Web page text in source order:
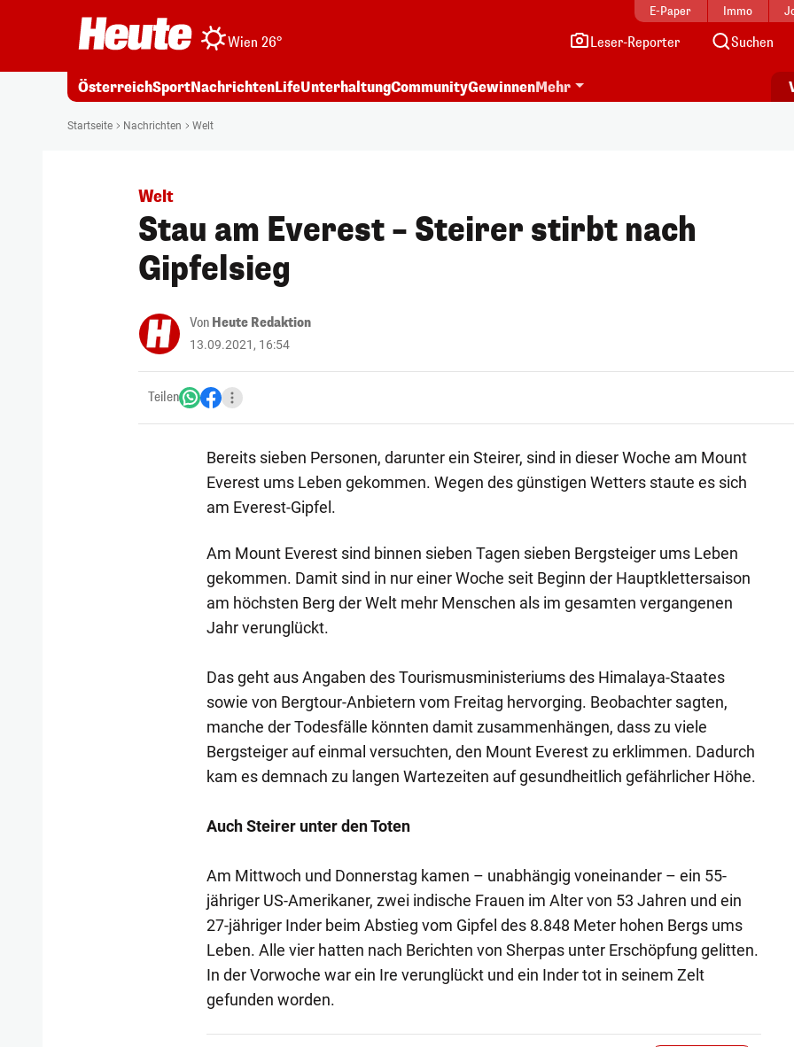
E-Paper Immo
Wien 26° Leser-Reporter Suchen
ÖsterreichSportNachrichtenLifeUnterhaltungCommunityGewinnenMehr
Startseite Nachrichten Welt
Welt
Stau am Everest – Steirer stirbt nach
Gipfelsieg
Von Heute Redaktion
13.09.2021, 16:54
Teilen
Bereits sieben Personen, darunter ein Steirer, sind in dieser Woche am Mount
Everest ums Leben gekommen. Wegen des günstigen Wetters staute es sich
am Everest-Gipfel.
Am Mount Everest sind binnen sieben Tagen sieben Bergsteiger ums Leben
gekommen. Damit sind in nur einer Woche seit Beginn der Hauptklettersaison
am höchsten Berg der Welt mehr Menschen als im gesamten vergangenen
Jahr verunglückt.
Das geht aus Angaben des Tourismusministeriums des Himalaya-Staates
sowie von Bergtour-Anbietern vom Freitag hervorging. Beobachter sagten,
manche der Todesfälle könnten damit zusammenhängen, dass zu viele
Bergsteiger auf einmal versuchten, den Mount Everest zu erklimmen. Dadurch
kam es demnach zu langen Wartezeiten auf gesundheitlich gefährlicher Höhe.
Auch Steirer unter den Toten
Am Mittwoch und Donnerstag kamen – unabhängig voneinander – ein 55-
jähriger US-Amerikaner, zwei indische Frauen im Alter von 53 Jahren und ein
27-jähriger Inder beim Abstieg vom Gipfel des 8.848 Meter hohen Bergs ums
Leben. Alle vier hatten nach Berichten von Sherpas unter Erschöpfung gelitten.
In der Vorwoche war ein Ire verunglückt und ein Inder tot in seinem Zelt
gefunden worden.